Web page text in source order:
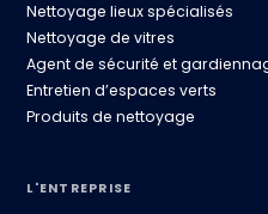
Nettoyage lieux spécialisés
Nettoyage de vitres
Agent de sécurité et
Entretien d’espaces verts
Produits de nettoyage
L'ENTREPRISE